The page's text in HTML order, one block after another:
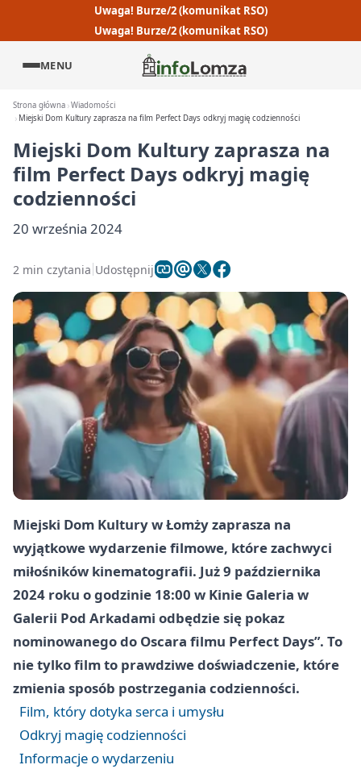
Uwaga! Burze/2 (komunikat RSO)
Uwaga! Burze/2 (komunikat RSO)
MENU
Strona główna Wiadomości
Miejski Dom Kultury zaprasza na film Perfect Days odkryj magię codzienności
Miejski Dom Kultury zaprasza na
film Perfect Days odkryj magię
codzienności
20 września 2024
2 min czytania Udostępnij
Miejski Dom Kultury w Łomży zaprasza na
wyjątkowe wydarzenie filmowe, które zachwyci
miłośników kinematografii. Już 9 października
2024 roku o godzinie 18:00 w Kinie Galeria w
Galerii Pod Arkadami odbędzie się pokaz
nominowanego do Oscara filmu Perfect Days”. To
nie tylko film to prawdziwe doświadczenie, które
zmienia sposób postrzegania codzienności.
Film, który dotyka serca i umysłu
Odkryj magię codzienności
Informacje o wydarzeniu